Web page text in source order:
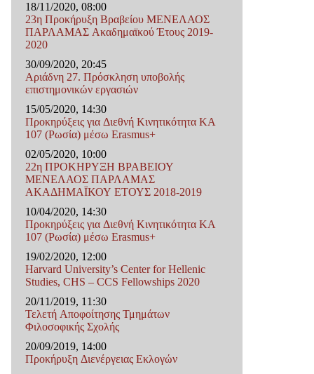
18/11/2020, 08:00
23η Προκήρυξη Βραβείου ΜΕΝΕΛΑΟΣ
ΠΑΡΛΑΜΑΣ Ακαδημαϊκού Έτους 2019-
2020
30/09/2020, 20:45
Αριάδνη 27. Πρόσκληση υποβολής
επιστημονικών εργασιών
15/05/2020, 14:30
Προκηρύξεις για Διεθνή Κινητικότητα ΚΑ
107 (Ρωσία) μέσω Erasmus+
02/05/2020, 10:00
22η ΠΡΟΚΗΡΥΞΗ ΒΡΑΒΕΙΟΥ
ΜΕΝΕΛΑΟΣ ΠΑΡΛΑΜΑΣ
ΑΚΑΔΗΜΑΪΚΟΥ ΕΤΟΥΣ 2018-2019
10/04/2020, 14:30
Προκηρύξεις για Διεθνή Κινητικότητα ΚΑ
107 (Ρωσία) μέσω Erasmus+
19/02/2020, 12:00
Harvard University’s Center for Hellenic
Studies, CHS – CCS Fellowships 2020
20/11/2019, 11:30
Τελετή Αποφοίτησης Τμημάτων
Φιλοσοφικής Σχολής
20/09/2019, 14:00
Προκήρυξη Διενέργειας Εκλογών